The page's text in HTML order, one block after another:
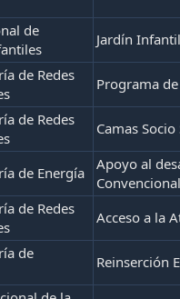
de
Jardín
de Redes
Programa
de Redes
Camas
de Energía
Apoyo al
de Redes
Acceso a la
de
Reinserción